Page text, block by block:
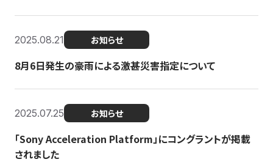
2025.08.21 お知らせ
8月6日発生の豪雨による激甚災害指定について
2025.07.25 お知らせ
「Sony Acceleration Platform」にコングラントが掲載
されました